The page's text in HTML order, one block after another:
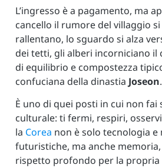
L’ingresso è a pagamento, ma
cancello il rumore del villaggio
rallentano, lo sguardo si alza
dei tetti, gli alberi incorniciano il
di equilibrio e compostezza
confuciana della dinastia Joseon.
È uno di quei posti in cui non fai
culturale: ti fermi, respiri,
la Corea non è solo tecnologia
futuristiche, ma anche
rispetto profondo per la propria